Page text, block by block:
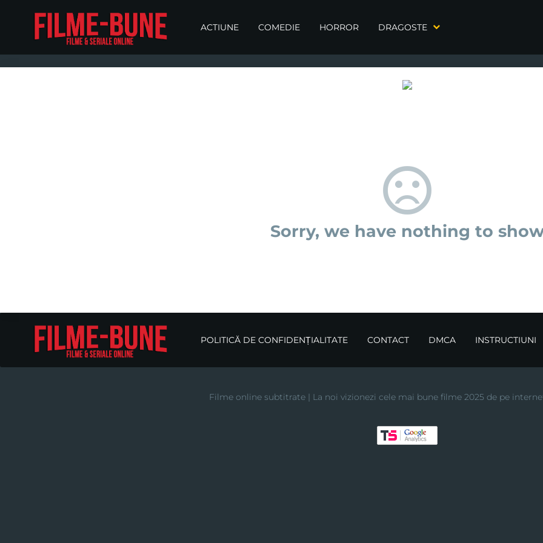
ACTIUNE COMEDIE HORROR DRAGOSTE
Sorry, we have nothing to
POLITICĂ DE CONFIDENȚIALITATE CONTACT DMCA INSTRUCTIUNI
Filme online subtitrate | La noi vizionezi cele mai bune filme 2025 de pe